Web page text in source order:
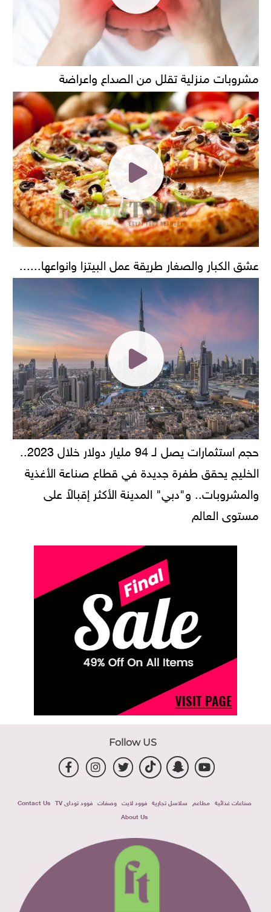
مشروبات منزلية تقلل من الصداع واعراضة
عشق الكبار والصغار طريقة عمل البيتزا وانواعها......
حجم استثمارات يصل لـ 94 مليار دولار خلال 2023..
الخليج يحقق طفرة جديدة في قطاع صناعة الأغذية
والمشروبات.. و"دبي" المدينة الأكثر إقبالاً على
مستوى العالم
Follow US
صناعات غذائية مطاعم سلاسل تجارية فوود لايت وصفات فوود توداى TV
Contact Us
About Us